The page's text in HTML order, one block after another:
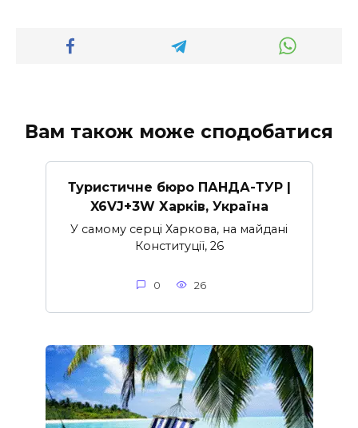
Вам також може сподобатися
Туристичне бюро ПАНДА-ТУР |
X6VJ+3W Харків, Україна
У самому серці Харкова, на майдані
Конституції, 26
0 26